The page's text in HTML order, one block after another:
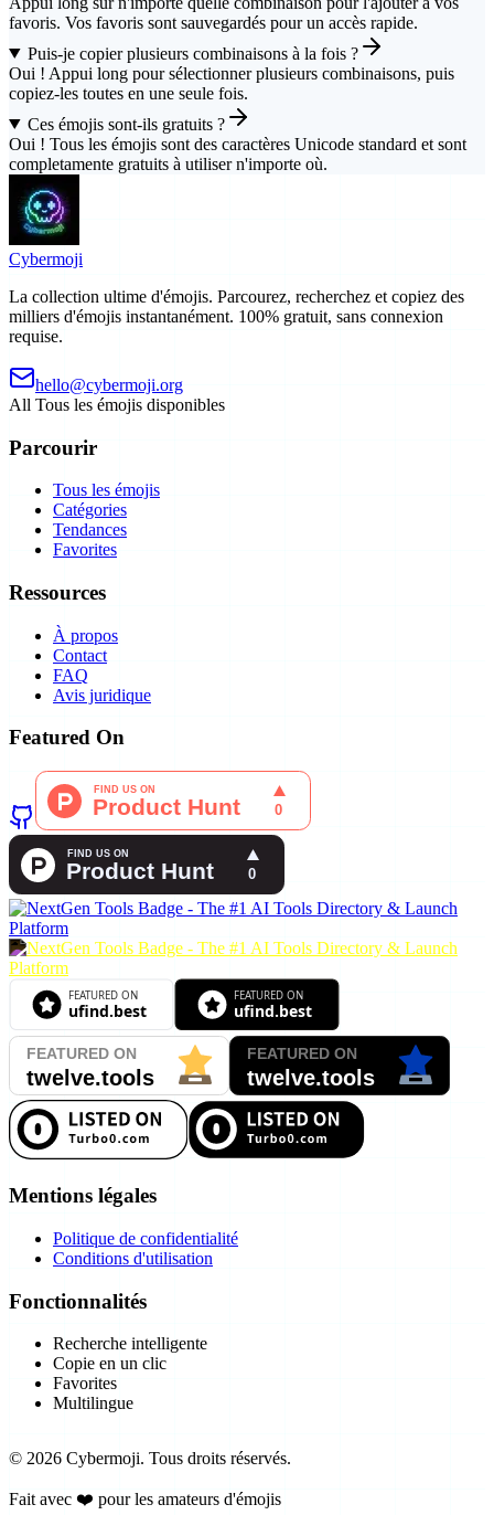
favoris. Vos favoris sont sauvegardés pour un accès rapide.
Puis-je copier plusieurs combinaisons à la fois ?
Oui ! Appui long pour sélectionner plusieurs combinaisons, puis
copiez-les toutes en une seule fois.
Ces émojis sont-ils gratuits ?
Oui ! Tous les émojis sont des caractères Unicode standard et sont
completamente gratuits à utiliser n'importe où.
Cybermoji
La collection ultime d'émojis. Parcourez, recherchez et copiez des
milliers d'émojis instantanément. 100% gratuit, sans connexion
requise.
hello@cybermoji.org
All Tous les émojis disponibles
Parcourir
Tous les émojis
Catégories
Tendances
Favorites
Ressources
À propos
Contact
FAQ
Avis juridique
Featured On
Mentions légales
Politique de confidentialité
Conditions d'utilisation
Fonctionnalités
Recherche intelligente
Copie en un clic
Favorites
Multilingue
© 2026 Cybermoji. Tous droits réservés.
Fait avec ❤️ pour les amateurs d'émojis